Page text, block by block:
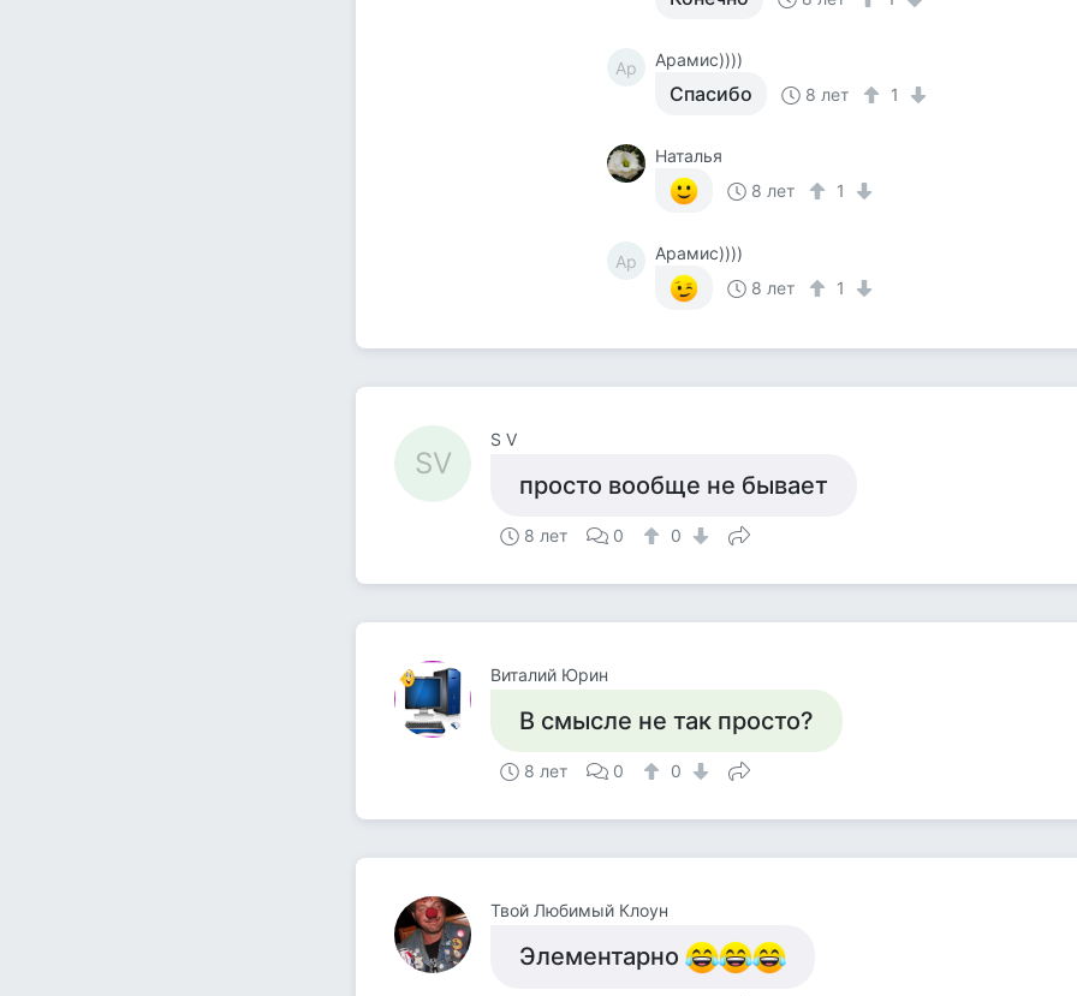
Ар Арамис))))
Спасибо 8 лет 1
Наталья
8 лет
1
Ар
Арамис))))
8 лет
1
SV
S V
просто вообще не бывает
8 лет 0 0
Виталий Юрин
В смысле не так просто?
8 лет 0 0
Твой Любимый Клоун
Элементарно